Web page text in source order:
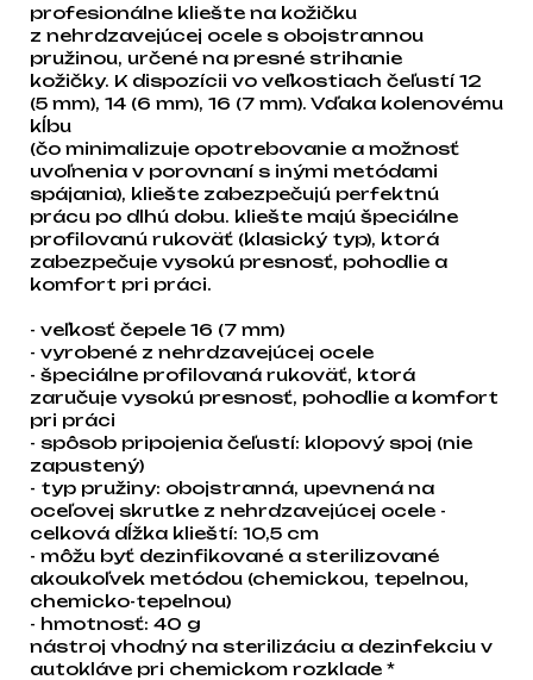
profesionálne kliešte na kožičku
z nehrdzavejúcej ocele s obojstrannou
pružinou, určené na presné strihanie
kožičky. K dispozícii vo veľkostiach čeľustí 12
(5 mm), 14 (6 mm), 16 (7 mm). Vďaka kolenovému
kĺbu
(čo minimalizuje opotrebovanie a možnosť
uvoľnenia v porovnaní s inými metódami
spájania), kliešte zabezpečujú perfektnú
prácu po dlhú dobu. kliešte majú špeciálne
profilovanú rukoväť (klasický typ), ktorá
zabezpečuje vysokú presnosť, pohodlie a
komfort pri práci.
- veľkosť čepele 16 (7 mm)
- vyrobené z nehrdzavejúcej ocele
- špeciálne profilovaná rukoväť, ktorá
zaručuje vysokú presnosť, pohodlie a komfort
pri práci
- spôsob pripojenia čeľustí: klopový spoj (nie
zapustený)
- typ pružiny: obojstranná, upevnená na
oceľovej skrutke z nehrdzavejúcej ocele -
celková dĺžka klieští: 10,5 cm
- môžu byť dezinfikované a sterilizované
akoukoľvek metódou (chemickou, tepelnou,
chemicko-tepelnou)
- hmotnosť: 40 g
nástroj vhodný na sterilizáciu a dezinfekciu v
autokláve pri chemickom rozklade *